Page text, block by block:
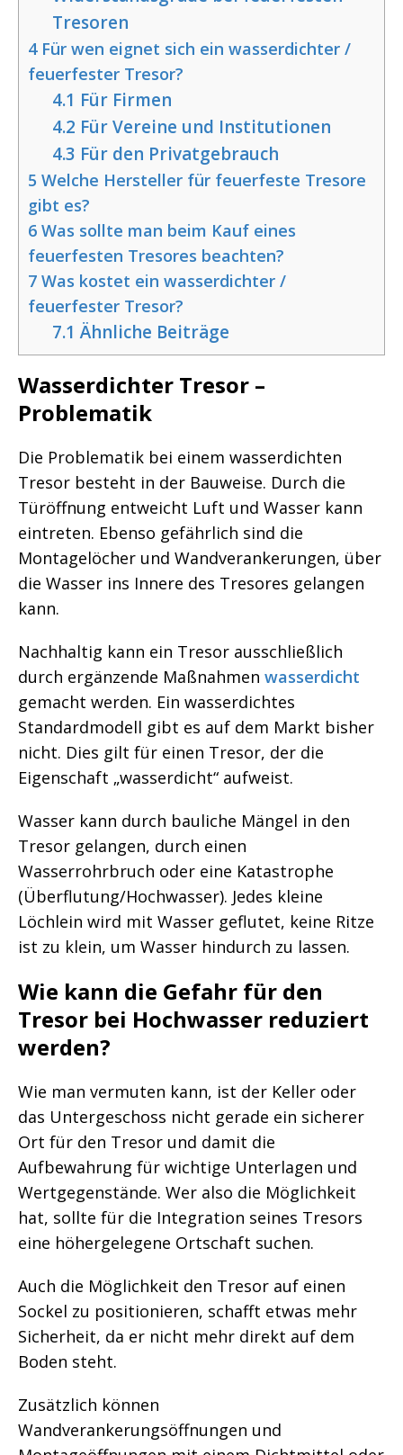
Tresoren
4Für wen eignet sich ein wasserdichter /
feuerfester Tresor?
4.1 Für Firmen
4.2 Für Vereine und Institutionen
4.3 Für den Privatgebrauch
5 Welche Hersteller für feuerfeste Tresore
gibt es?
6 Was sollte man beim Kauf eines
feuerfesten Tresores beachten?
7 Was kostet ein wasserdichter /
feuerfester Tresor?
7.1 Ähnliche Beiträge
Wasserdichter Tresor –
Problematik
Die Problematik bei einem wasserdichten
Tresor besteht in der Bauweise. Durch die
Türöffnung entweicht Luft und Wasser kann
eintreten. Ebenso gefährlich sind die
Montagelöcher und Wandverankerungen, über
die Wasser ins Innere des Tresores gelangen
kann.
Nachhaltig kann ein Tresor ausschließlich
durch ergänzende Maßnahmen wasserdicht
gemacht werden. Ein wasserdichtes
Standardmodell gibt es auf dem Markt bisher
nicht. Dies gilt für einen Tresor, der die
Eigenschaft „wasserdicht“ aufweist.
Wasser kann durch bauliche Mängel in den
Tresor gelangen, durch einen
Wasserrohrbruch oder eine Katastrophe
(Überflutung/Hochwasser). Jedes kleine
Löchlein wird mit Wasser geflutet, keine Ritze
ist zu klein, um Wasser hindurch zu lassen.
Wie kann die Gefahr für den
Tresor bei Hochwasser reduziert
werden?
Wie man vermuten kann, ist der Keller oder
das Untergeschoss nicht gerade ein sicherer
Ort für den Tresor und damit die
Aufbewahrung für wichtige Unterlagen und
Wertgegenstände. Wer also die Möglichkeit
hat, sollte für die Integration seines Tresors
eine höhergelegene Ortschaft suchen.
Auch die Möglichkeit den Tresor auf einen
Sockel zu positionieren, schafft etwas mehr
Sicherheit, da er nicht mehr direkt auf dem
Boden steht.
Zusätzlich können
Wandverankerungsöffnungen und